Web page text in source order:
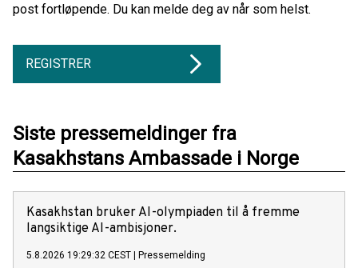
post fortløpende. Du kan melde deg av når som helst.
REGISTRER
Siste pressemeldinger fra
Kasakhstans Ambassade i Norge
Kasakhstan bruker AI-olympiaden til å fremme
langsiktige AI-ambisjoner.
5.8.2026 19:29:32 CEST Pressemelding